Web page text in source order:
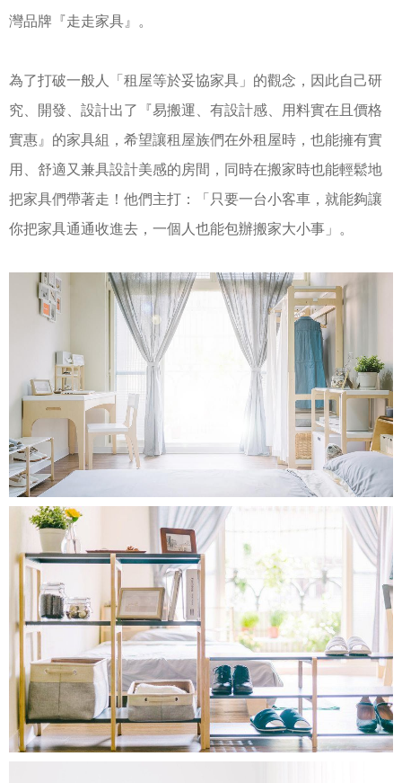
灣品牌『走走家具』。
為了打破一般人「租屋等於妥協家具」的觀念，因此自己研
究、開發、設計出了『易搬運、有設計感、用料實在且價格
實惠』的家具組，希望讓租屋族們在外租屋時，也能擁有實
用、舒適又兼具設計美感的房間，同時在搬家時也能輕鬆地
把家具們帶著走！他們主打：「只要一台小客車，就能夠讓
你把家具通通收進去，一個人也能包辦搬家大小事」。